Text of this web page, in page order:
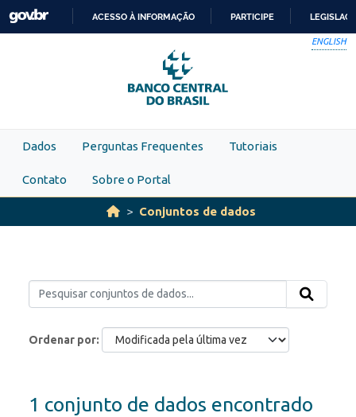
Skip to main content
PARA
O
CONTEÚDO
ACESSO À INFORMAÇÃO PARTICIPE
ENGLISH
Dados Perguntas Frequentes Tutoriais
Contato Sobre o Portal
Conjuntos de dados
Ordenar por
1 conjunto de dados encontrado